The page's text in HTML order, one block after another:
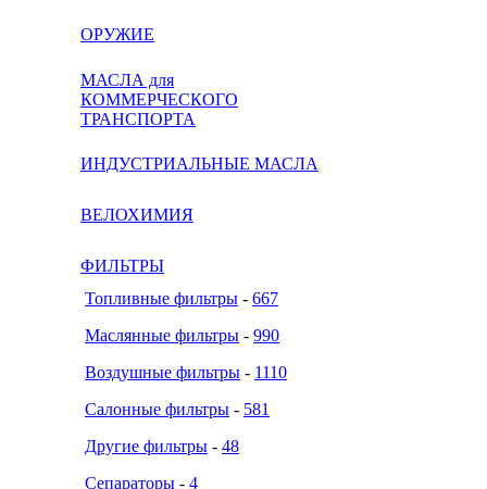
ОРУЖИЕ
МАСЛА для
КОММЕРЧЕСКОГО
ТРАНСПОРТА
ИНДУСТРИАЛЬНЫЕ МАСЛА
ВЕЛОХИМИЯ
ФИЛЬТРЫ
Топливные фильтры - 667
Маслянные фильтры - 990
Воздушные фильтры - 1110
Салонные фильтры - 581
Другие фильтры - 48
Сепараторы - 4